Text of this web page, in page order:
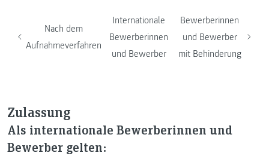
Nach dem
Aufnahmeverfahren
Internationale
Bewerberinnen
und Bewerber
Bewerberinnen
und Bewerber
mit Behinderung
Zulassung
Als internationale Bewerberinnen und
Bewerber gelten: